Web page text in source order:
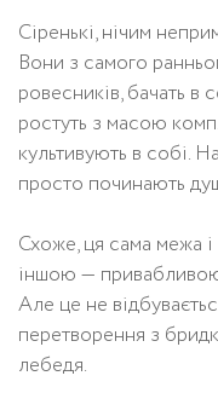
Сіренькі, нічим
Вони з самого
ровесників, бачать в
ростуть з масою
культивують в собі.
просто починають
Схоже, ця сама межа
іншою —
Але це не
перетворення з
лебедя.